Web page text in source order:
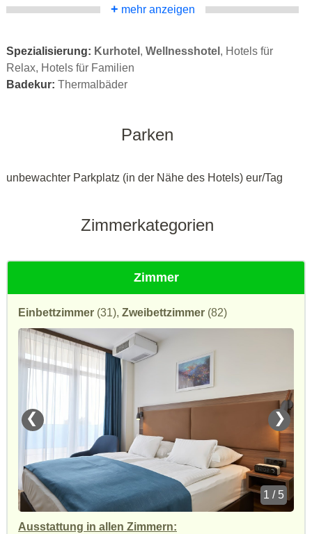
+ mehr anzeigen
Spezialisierung: Kurhotel , Wellnesshotel , Hotels für
Relax, Hotels für Familien
Badekur: Thermalbäder
Parken
unbewachter Parkplatz (in der Nähe des Hotels) eur/Tag
Zimmerkategorien
Zimmer
Einbettzimmer (31), Zweibettzimmer (82)
❮ ❯
1 / 5
Ausstattung in allen Zimmern: